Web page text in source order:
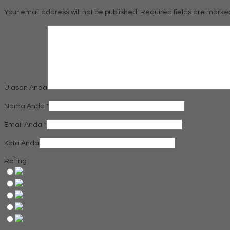
Your email address will not be published. Required fields are
Ulasan Anda
Nama Anda *
Email Anda *
Kota Anda
Rating